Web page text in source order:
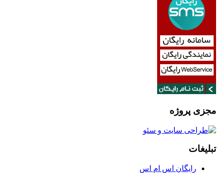
مجزی پروژه
تبلیغات
رایگان اس ام اس